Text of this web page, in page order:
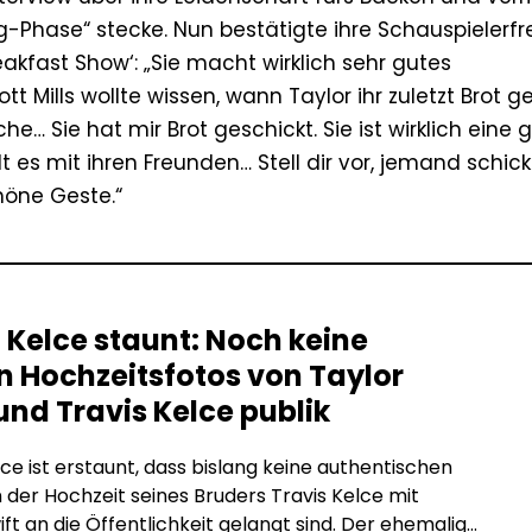
Phase“ stecke. Nun bestätigte ihre
Show‘: „Sie macht wirklich sehr gutes
Mills wollte wissen, wann Taylor ihr zuletzt Brot
Sie hat mir Brot geschickt. Sie ist wirklich eine
mit ihren Freunden… Stell dir vor, jemand
Geste.“
staunt: Noch keine
Hochzeitsfotos von Taylor
Travis Kelce publik
ist erstaunt, dass bislang keine authentischen
der Hochzeit seines Bruders Travis Kelce mit
an die Öffentlichkeit gelangt sind. Der ehemalige